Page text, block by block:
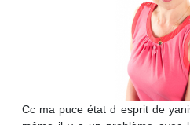
Cc ma puce état d esprit de